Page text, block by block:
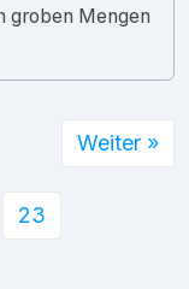
groben Mengen
23
Weiter »